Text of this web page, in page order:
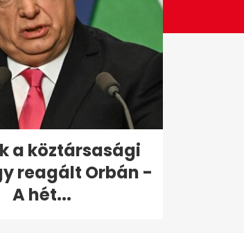
a köztársasági
reagált Orbán -
A hét...